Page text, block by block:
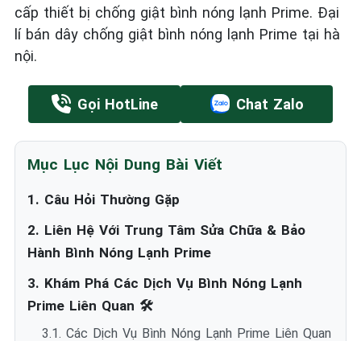
cấp thiết bị chống giật bình nóng lạnh Prime. Đại
lí bán dây chống giật bình nóng lạnh Prime tại hà
nội.
Gọi HotLine Chat Zalo
Mục Lục Nội Dung Bài Viết
1. Câu Hỏi Thường Gặp
2. Liên Hệ Với Trung Tâm Sửa Chữa & Bảo
Hành Bình Nóng Lạnh Prime
3. Khám Phá Các Dịch Vụ Bình Nóng Lạnh
Prime Liên Quan 🛠️
3.1. Các Dịch Vụ Bình Nóng Lạnh Prime Liên Quan